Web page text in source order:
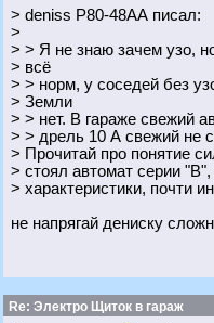
> deniss Р80-48АА писал:
>
> > Я не знаю зачем узо,
> всё
> > норм, у соседей без
> Земли
> > нет. В гараже свежий
> > дрель 10 А свежий не
> Прочитай про понятие
> стоял автомат серии
> характеристики, почти
не напрягай дениску
Re: Электро Щиток в гараж